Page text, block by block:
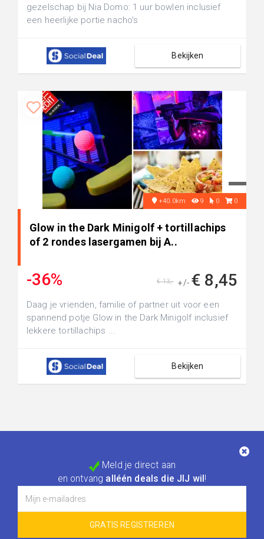
gezelschap bij Nia Domo: 1 uur bowlen inclusief
een heerlijke portie nacho's
Bekijken
+40.0km 9 0 0
Glow in the Dark Minigolf + tortillachips
of 2 rondes lasergamen bij A..
-36% +/- € 8,45
€ 13,-
Daag je vrienden, familie of partner uit voor een
spannend potje Glow in the Dark Minigolf inclusief
lekkere tortillachips ...
Bekijken
Meld je direct aan
en ontvang alléén deals die JIJ wil !